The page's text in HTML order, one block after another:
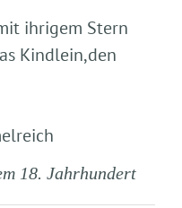
ihrigem Stern
Kindlein,den
18. Jahrhundert